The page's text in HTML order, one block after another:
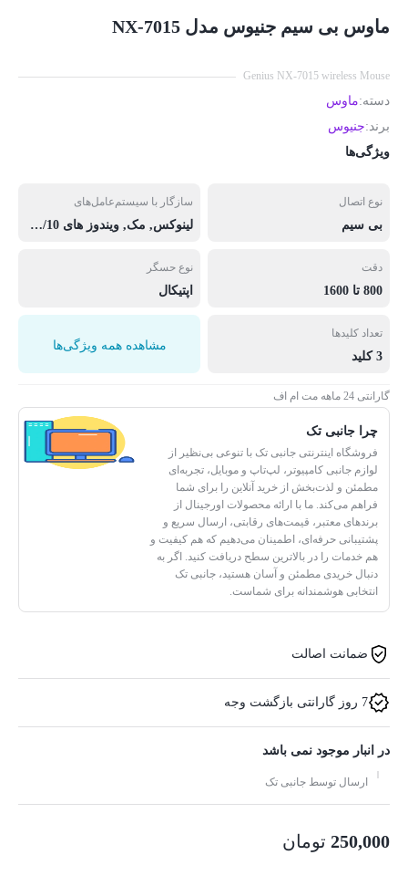
ماوس بی سیم جنیوس مدل NX-7015
Genius NX-7015 wireless Mouse
دسته:ماوس
برند:جنیوس
ویژگی‌ها
نوع اتصال
بی سیم
سازگار با سیستم‌عامل‌های
لینوکس, مک, ویندوز های 7/8/8.1/10
دقت
800 تا 1600
نوع حسگر
اپتیکال
تعداد کلیدها
3 کلید
مشاهده همه ویژگی‌ها
گارانتی 24 ماهه مت ام اف
چرا جانبی تک
فروشگاه اینترنتی جانبی تک با تنوعی بی‌نظیر از
لوازم جانبی کامپیوتر، لپ‌تاپ و موبایل، تجربه‌ای
مطمئن و لذت‌بخش از خرید آنلاین را برای شما
فراهم می‌کند. ما با ارائه محصولات اورجینال از
برندهای معتبر، قیمت‌های رقابتی، ارسال سریع و
پشتیبانی حرفه‌ای، اطمینان می‌دهیم که هم کیفیت و
هم خدمات را در بالاترین سطح دریافت کنید. اگر به
دنبال خریدی مطمئن و آسان هستید، جانبی تک
انتخابی هوشمندانه برای شماست.
ضمانت اصالت
7 روز گارانتی بازگشت وجه
در انبار موجود نمی باشد
ارسال توسط جانبی تک
250,000 تومان